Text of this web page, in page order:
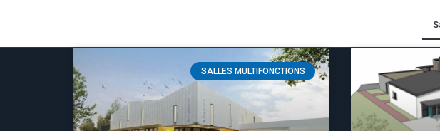
SALLES MULTIFONCTIONS